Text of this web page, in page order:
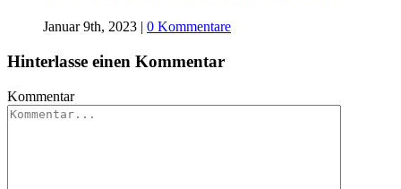
Januar 9th, 2023 | 0 Kommentare
Hinterlasse einen Kommentar
Kommentar